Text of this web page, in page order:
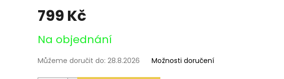
799 Kč
cena:
Na objednání
Můžeme doručit do: 28.8.2026 Možnosti doručení